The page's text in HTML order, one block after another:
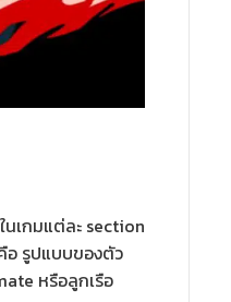
นเกมแต่ละ section
อ รูปแบบของตัว
หรือลูกเรือ